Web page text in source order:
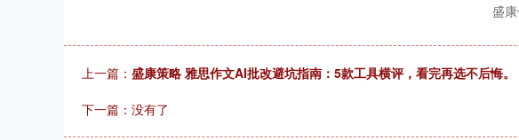
盛
上一篇： 盛康策略 雅思作文AI批改避坑指南：5款工具横评，看完再选不后悔。
下一篇：没有了